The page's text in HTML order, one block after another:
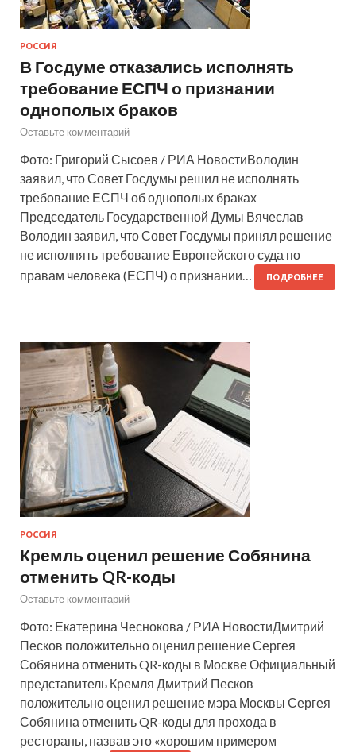
РОССИЯ
В Госдуме отказались исполнять
требование ЕСПЧ о признании
однополых браков
Оставьте комментарий
Фото: Григорий Сысоев / РИА НовостиВолодин
заявил, что Совет Госдумы решил не исполнять
требование ЕСПЧ об однополых браках
Председатель Государственной Думы Вячеслав
Володин заявил, что Совет Госдумы принял решение
не исполнять требование Европейского суда по
правам человека (ЕСПЧ) о признании…
ПОДРОБНЕЕ
РОССИЯ
Кремль оценил решение Собянина
отменить QR-коды
Оставьте комментарий
Фото: Екатерина Чеснокова / РИА НовостиДмитрий
Песков положительно оценил решение Сергея
Собянина отменить QR-коды в Москве Официальный
представитель Кремля Дмитрий Песков
положительно оценил решение мэра Москвы Сергея
Собянина отменить QR-коды для прохода в
рестораны, назвав это «хорошим примером